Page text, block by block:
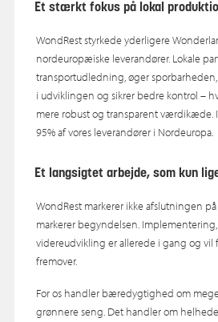
Et stærkt fokus på lokal
WondRest styrkede yderligere
nordeuropæiske leverandører. Lokale
transportudledning, øger
i udviklingen og sikrer bedre kontrol –
mere robust og transparent værdikæde.
95% af vores leverandører i Nordeuropa.
Et langsigtet arbejde, som kun
WondRest markerer ikke afslutningen
markerer begyndelsen.
videreudvikling er allerede i gang og
fremover.
For os handler bæredygtighed om
grønnere seng. Det handler om